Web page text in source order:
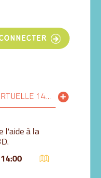
CASQUE DE RÉALITÉ VIRTUELLE 14H-15H
l'aide à la
14:00